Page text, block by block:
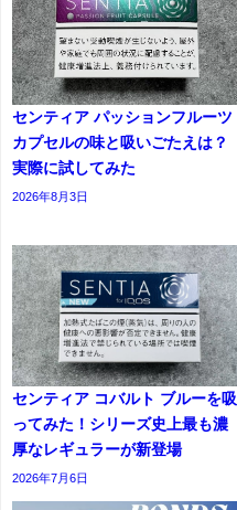
センティア パッションフルーツ
カプセルの味と吸いごたえは？
実際に試してみた
2026年8月3日
センティア コバルト ブルーを吸
ってみた！シリーズ史上最も濃
厚なレギュラーが新登場
2026年7月6日